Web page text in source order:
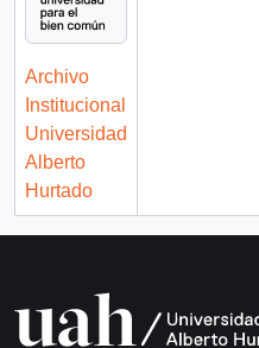
Archivo
Institucional
Universidad
Alberto
Hurtado